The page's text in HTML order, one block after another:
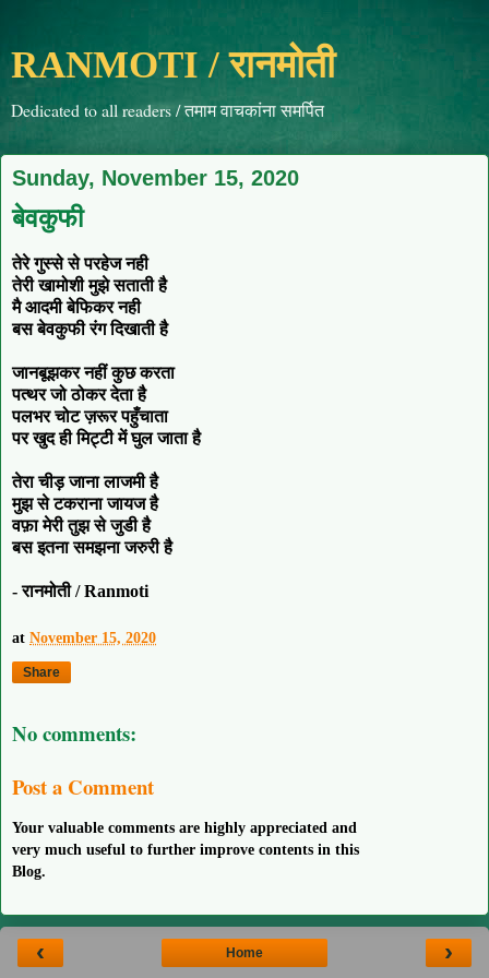
RANMOTI / रानमोती
Dedicated to all readers / तमाम वाचकांना समर्पित
Sunday, November 15, 2020
बेवकुफी
तेरे गुस्से से परहेज नही
तेरी खामोशी मुझे सताती है
मै आदमी बेफिकर नही
बस बेवकुफी रंग दिखाती है
जानबूझकर नहीं कुछ करता
पत्थर जो ठोकर देता है
पलभर चोट ज़रूर पहुँचाता
पर खुद ही मिट्टी में घुल जाता है
तेरा चीड़ जाना लाजमी है
मुझ से टकराना जायज है
वफ़ा मेरी तुझ से जुडी है
बस इतना समझना जरुरी है
- रानमोती / Ranmoti
at November 15, 2020
Share
No comments:
Post a Comment
Your valuable comments are highly appreciated and
very much useful to further improve contents in this
Blog.
‹ ›
Home